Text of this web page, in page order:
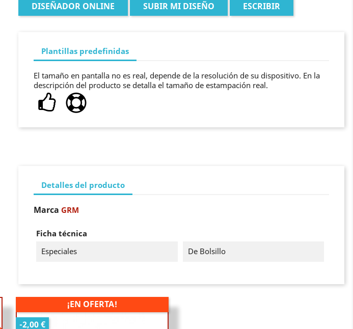
DISEÑADOR ONLINE SUBIR MI DISEÑO ESCRIBIR
Plantillas predefinidas
El tamaño en pantalla no es real, depende de la resolución de su dispositivo. En la
descripción del producto se detalla el tamaño de estampación real.
Detalles del producto
Marca GRM
Ficha técnica
Especiales
De Bolsillo
¡EN OFERTA!
-2,00 €